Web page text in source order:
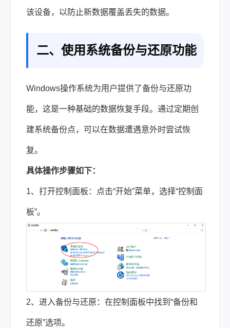
该设备，以防止新数据覆盖丢失的数据。
二、使用系统备份与还原功能
Windows操作系统为用户提供了备份与还原功
能，这是一种基础的数据恢复手段。通过定期创
建系统备份点，可以在数据遭遇意外时尝试恢
复。
具体操作步骤如下：
1、打开控制面板：点击“开始”菜单，选择“控制面
板”。
2、进入备份与还原：在控制面板中找到“备份和
还原”选项。